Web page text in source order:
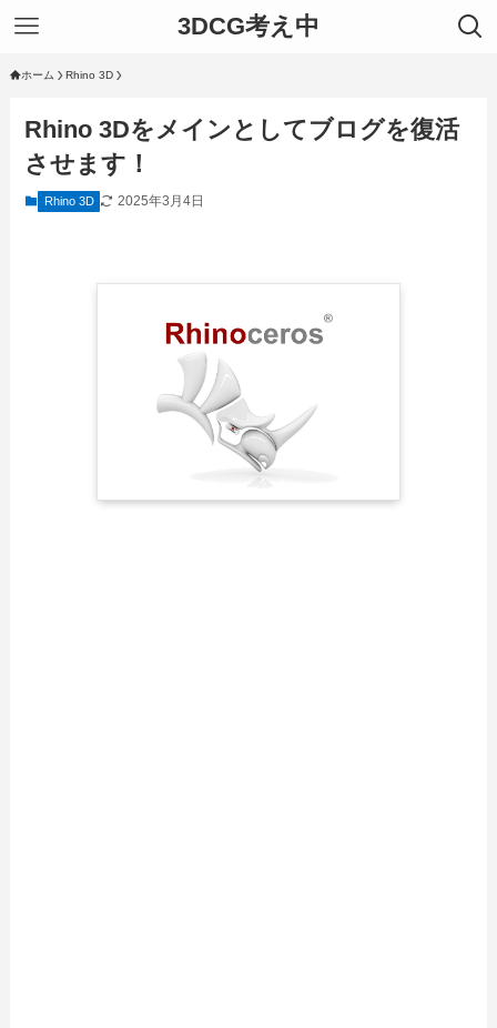
3DCG考え中
ホーム Rhino 3D
Rhino 3Dをメインとしてブログを復活
させます！
Rhino 3D 2025年3月4日